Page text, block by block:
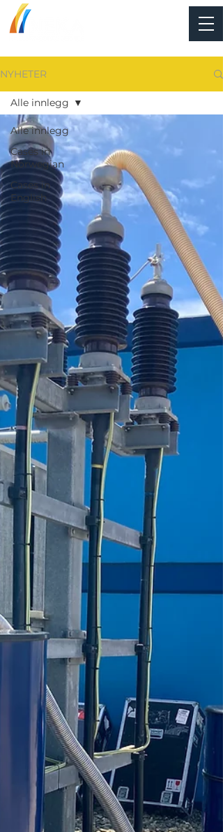
NYHETER
Alle innlegg
Cases in
Norwegian
Cases in
English
Alle innlegg